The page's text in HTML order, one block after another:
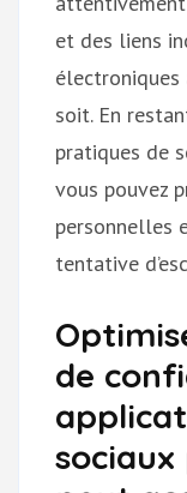
et des liens
soit. En
pratiques de
vous pouvez
personnelles
tentative
de